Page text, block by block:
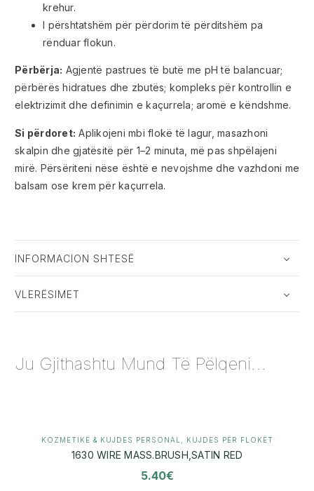
krehur.
I përshtatshëm për përdorim të përditshëm pa
rënduar flokun.
Përbërja: Agjentë pastrues të butë me pH të balancuar;
përbërës hidratues dhe zbutës; kompleks për kontrollin e
elektrizimit dhe definimin e kaçurrela; aromë e këndshme.
Si përdoret: Aplikojeni mbi flokë të lagur, masazhoni
skalpin dhe gjatësitë për 1–2 minuta, më pas shpëlajeni
mirë. Përsëriteni nëse është e nevojshme dhe vazhdoni me
balsam ose krem për kaçurrela.
INFORMACION SHTESË
VLERËSIMET
Ju Gjithashtu Mund Të Pëlqeni...
KOZMETIKË & KUJDES PERSONAL KUJDES PËR FLOKËT
1630 WIRE MASS.BRUSH,SATIN RED
5.40€